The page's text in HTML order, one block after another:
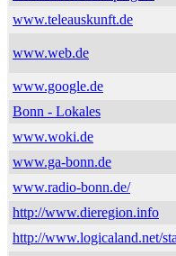
www.teleauskunft.de
www.web.de
www.google.de
Bonn - Lokales
www.woki.de
www.ga-bonn.de
www.radio-bonn.de/
http://www.dieregion.info
http://www.logicaland.net/